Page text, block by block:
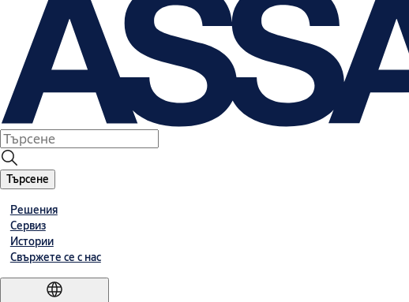
Търсене
Решения
Сервиз
Истории
Свържете се с нас